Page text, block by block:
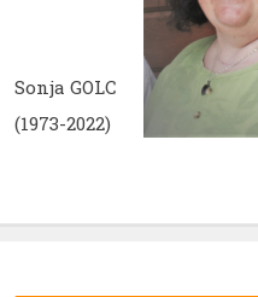
Sonja GOLC
(1973-2022)